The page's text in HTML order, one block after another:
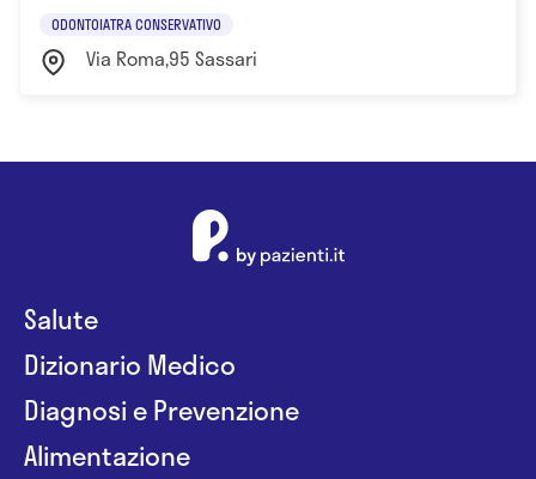
ODONTOIATRA CONSERVATIVO
Via Roma,95 Sassari
Salute
Dizionario Medico
Diagnosi e Prevenzione
Alimentazione